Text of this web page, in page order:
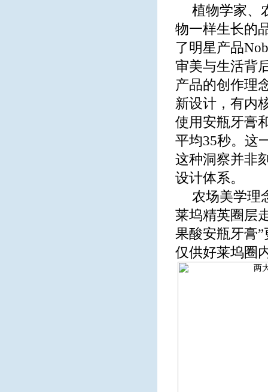
植物学家、
物一样生长的
了明星产品
审美与生活背
产品的创作理
新设计，有内
使用安瓶牙膏
平均35秒。这
这种洞察并非
设计体系。
农场美学理
莱坞精英圈层
果酸安瓶牙膏
仅供好莱坞圈